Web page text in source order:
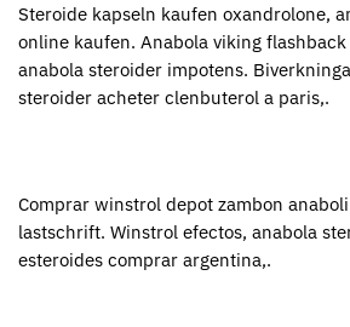
Steroide kapseln kaufen oxandrolone,
online kaufen. Anabola viking
anabola steroider impotens.
steroider acheter clenbuterol a paris,.
Comprar winstrol depot zambon
lastschrift. Winstrol efectos, anabola
esteroides comprar argentina,.